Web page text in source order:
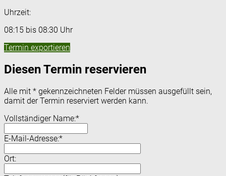
Uhrzeit:
08:15 bis 08:30 Uhr
Termin exportieren
Diesen Termin reservieren
Alle mit * gekennzeichneten Felder müssen ausgefüllt sein,
damit der Termin reserviert werden kann.
Vollständiger Name:*
E-Mail-Adresse:*
Ort: